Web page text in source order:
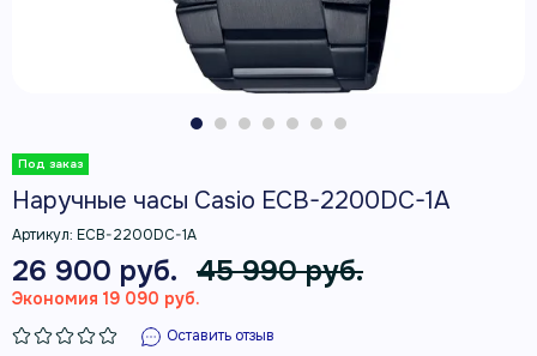
Наручные часы Casio ECB-2200DC-1A
Артикул: ECB-2200DC-1A
26 900 руб. 45 990 руб.
Экономия 19 090 руб.
Оставить отзыв